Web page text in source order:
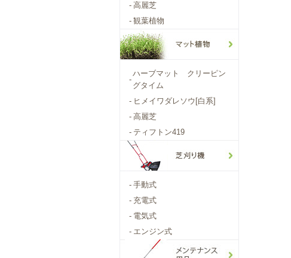
- 高麗芝
- 観葉植物
-
ハーブマット クリーピン
グタイム
- ヒメイワダレソウ[白系]
- 高麗芝
- ティフトン419
- 手動式
- 充電式
- 電気式
- エンジン式